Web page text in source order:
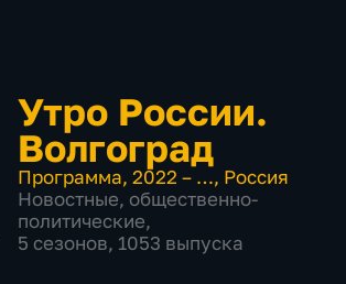
Утро России.
Волгоград
Программа, 2022 – …, Россия
Новостные, общественно-
политические,
5 сезонов, 1053 выпуска